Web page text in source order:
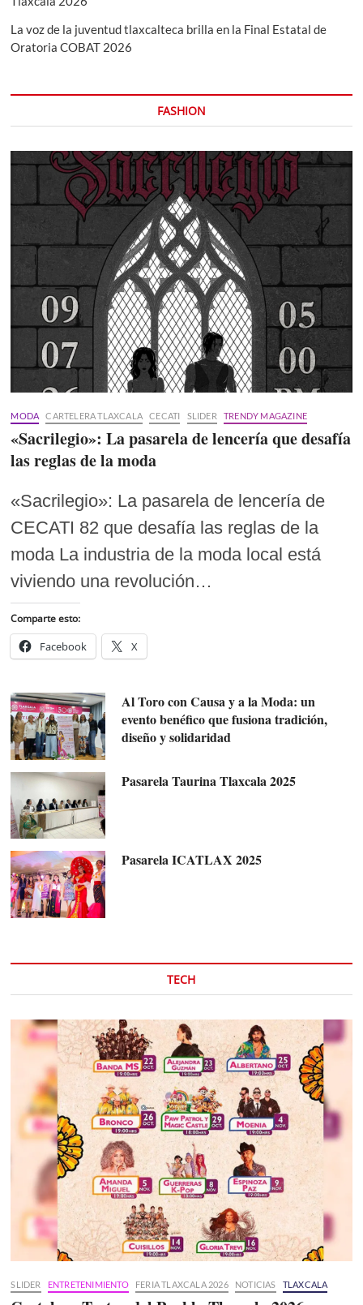
La voz de la juventud tlaxcalteca brilla en la Final Estatal de
Oratoria COBAT 2026
FASHION
MODA CARTELERA TLAXCALA CECATI SLIDER TRENDY MAGAZINE
«Sacrilegio»: La pasarela de lencería que desafía
las reglas de la moda
«Sacrilegio»: La pasarela de lencería de
CECATI 82 que desafía las reglas de la
moda La industria de la moda local está
viviendo una revolución…
Comparte esto:
Facebook X
Al Toro con Causa y a la Moda: un
evento benéfico que fusiona tradición,
diseño y solidaridad
Pasarela Taurina Tlaxcala 2025
Pasarela ICATLAX 2025
TECH
SLIDER ENTRETENIMIENTO FERIA TLAXCALA 2026 NOTICIAS TLAXCALA